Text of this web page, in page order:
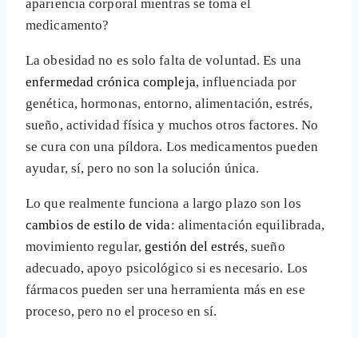
apariencia corporal mientras se toma el
medicamento?
La obesidad no es solo falta de voluntad. Es una
enfermedad crónica compleja, influenciada por
genética, hormonas, entorno, alimentación, estrés,
sueño, actividad física y muchos otros factores. No
se cura con una píldora. Los medicamentos pueden
ayudar, sí, pero no son la solución única.
Lo que realmente funciona a largo plazo son los
cambios de estilo de vida: alimentación equilibrada,
movimiento regular, gestión del estrés, sueño
adecuado, apoyo psicológico si es necesario. Los
fármacos pueden ser una herramienta más en ese
proceso, pero no el proceso en sí.